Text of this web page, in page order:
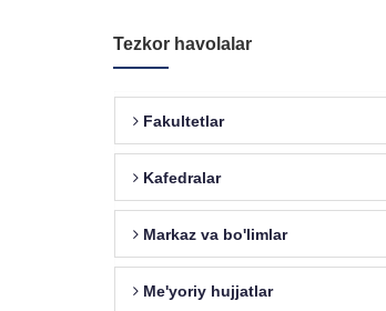
Tezkor havolalar
Fakultetlar
Kafedralar
Markaz va bo'limlar
Me'yoriy hujjatlar